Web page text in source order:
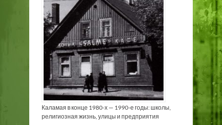
Каламая в конце 1980-х — 1990-е годы: школы,
религиозная жизнь, улицы и предприятия